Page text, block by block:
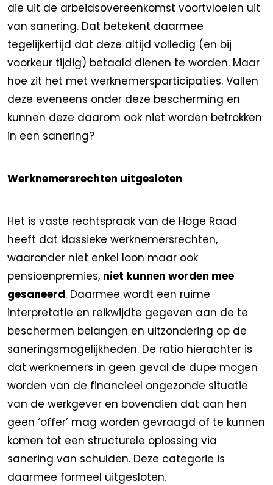
die uit de arbeidsovereenkomst voortvloeien uit
van sanering. Dat betekent daarmee
tegelijkertijd dat deze altijd volledig (en bij
voorkeur tijdig) betaald dienen te worden. Maar
hoe zit het met werknemersparticipaties. Vallen
deze eveneens onder deze bescherming en
kunnen deze daarom ook niet worden betrokken
in een sanering?
Werknemersrechten uitgesloten
Het is vaste rechtspraak van de Hoge Raad
heeft dat klassieke werknemersrechten,
waaronder niet enkel loon maar ook
pensioenpremies, niet kunnen worden mee
gesaneerd. Daarmee wordt een ruime
interpretatie en reikwijdte gegeven aan de te
beschermen belangen en uitzondering op de
saneringsmogelijkheden. De ratio hierachter is
dat werknemers in geen geval de dupe mogen
worden van de financieel ongezonde situatie
van de werkgever en bovendien dat aan hen
geen ‘offer’ mag worden gevraagd of te kunnen
komen tot een structurele oplossing via
sanering van schulden. Deze categorie is
daarmee formeel uitgesloten.